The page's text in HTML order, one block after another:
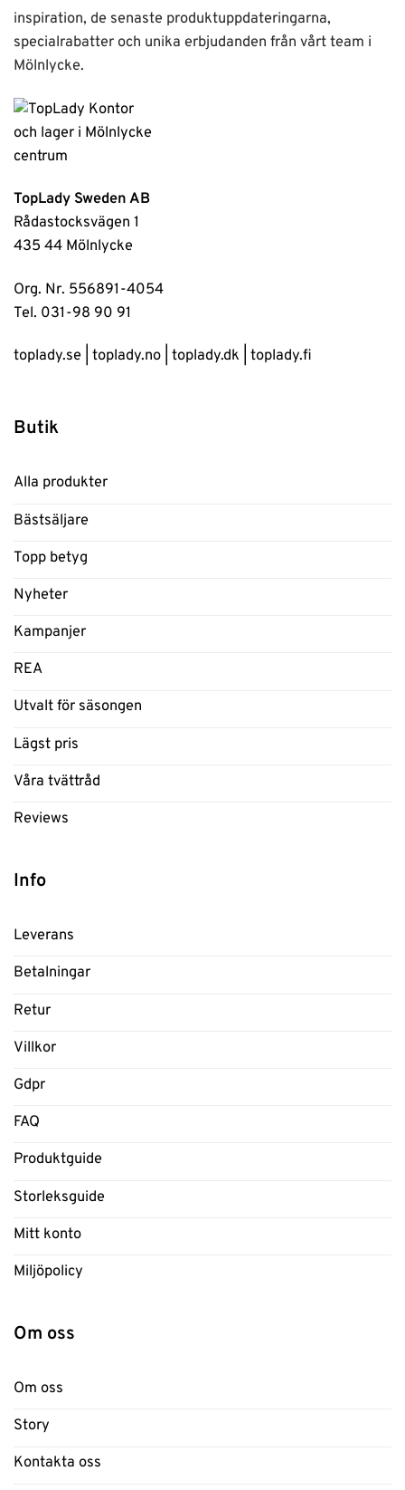
inspiration, de senaste produktuppdateringarna,
specialrabatter och unika erbjudanden från vårt team i
Mölnlycke.
TopLady Sweden AB
Rådastocksvägen 1
435 44 Mölnlycke
Org. Nr. 556891-4054
Tel. 031-98 90 91
toplady.se toplady.no toplady.dk toplady.fi
Butik
Alla produkter
Bästsäljare
Topp betyg
Nyheter
Kampanjer
REA
Utvalt för säsongen
Lägst pris
Våra tvättråd
Reviews
Info
Leverans
Betalningar
Retur
Villkor
Gdpr
FAQ
Produktguide
Storleksguide
Mitt konto
Miljöpolicy
Om oss
Om oss
Story
Kontakta oss